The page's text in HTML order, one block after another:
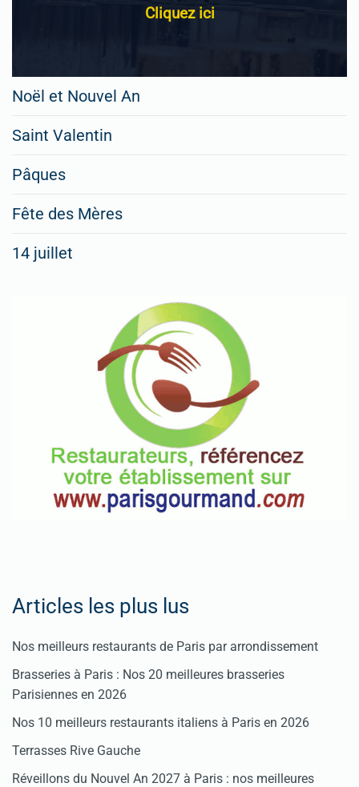
Cliquez ici
Noël et Nouvel An
Saint Valentin
Pâques
Fête des Mères
14 juillet
Articles les plus lus
Nos meilleurs restaurants de Paris par arrondissement
Brasseries à Paris : Nos 20 meilleures brasseries
Parisiennes en 2026
Nos 10 meilleurs restaurants italiens à Paris en 2026
Terrasses Rive Gauche
Réveillons du Nouvel An 2027 à Paris : nos meilleures